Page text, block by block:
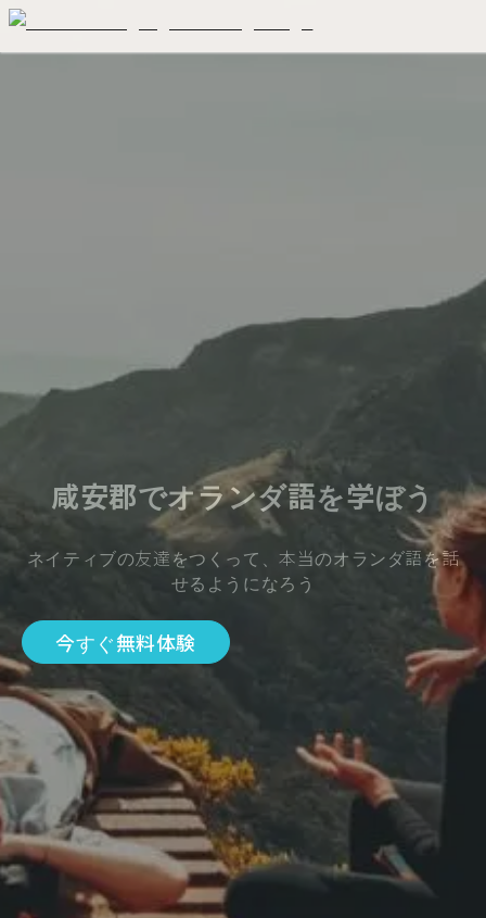
咸安郡でオランダ語を学ぼう
ネイティブの友達をつくって、本当のオランダ語を話
せるようになろう
今すぐ無料体験